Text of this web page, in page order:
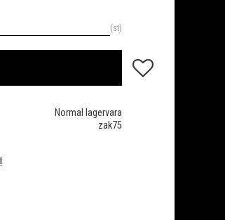
st
Lägg till i favoriter
Normal lagervara
zak75